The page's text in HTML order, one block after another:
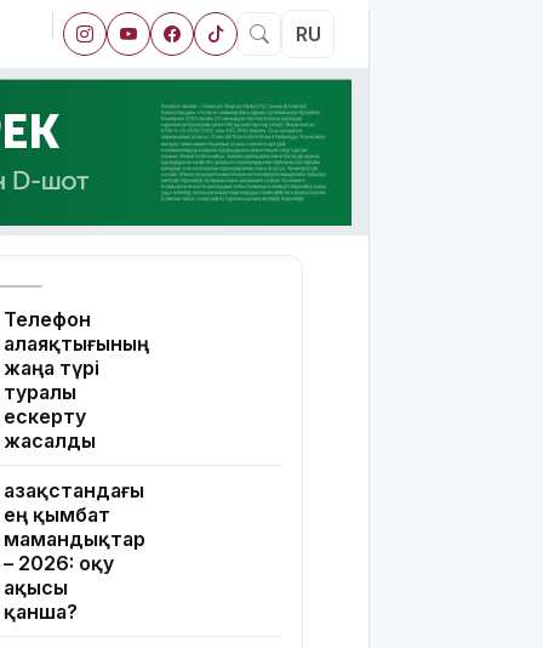
RU
Телефон
алаяқтығының
жаңа түрі
туралы
ескерту
жасалды
Қазақстандағы
ең қымбат
мамандықтар
– 2026: оқу
ақысы
қанша?